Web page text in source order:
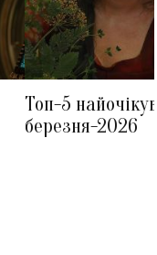
Топ-5
березня-2026